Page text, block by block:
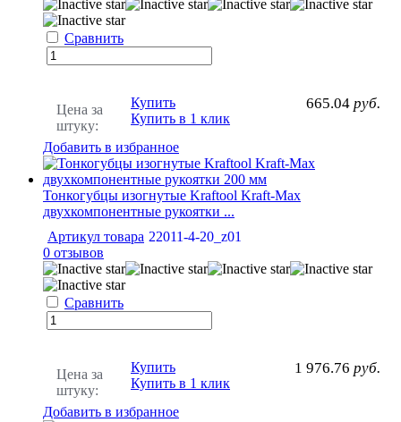
Сравнить
Цена за
штуку:
665.04 руб.
Купить
Купить в 1 клик
Добавить в избранное
Тонкогубцы изогнутые Kraftool Kraft-Max
двухкомпонентные рукоятки ...
Артикул товара 22011-4-20_z01
0 отзывов
Сравнить
Цена за
штуку:
1 976.76 руб.
Купить
Купить в 1 клик
Добавить в избранное